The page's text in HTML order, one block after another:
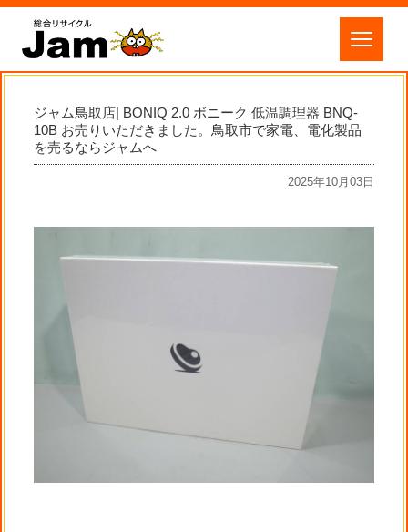
ジャム鳥取店| BONIQ 2.0 ボニーク 低温調理器 BNQ-
10B お売りいただきました。鳥取市で家電、電化製品
を売るならジャムへ
2025年10月03日